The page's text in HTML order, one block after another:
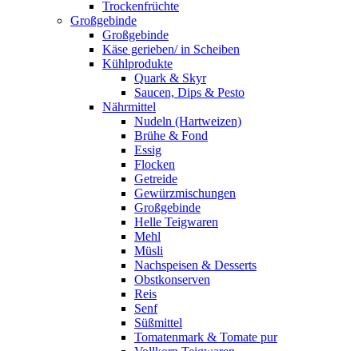
Trockenfrüchte
Großgebinde
Großgebinde
Käse gerieben/ in Scheiben
Kühlprodukte
Quark & Skyr
Saucen, Dips & Pesto
Nährmittel
Nudeln (Hartweizen)
Brühe & Fond
Essig
Flocken
Getreide
Gewürzmischungen
Großgebinde
Helle Teigwaren
Mehl
Müsli
Nachspeisen & Desserts
Obstkonserven
Reis
Senf
Süßmittel
Tomatenmark & Tomate pur